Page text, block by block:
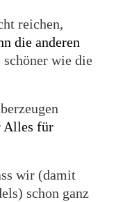
reichen,
die anderen
schöner wie die
Alles für
wir (damit
schon ganz